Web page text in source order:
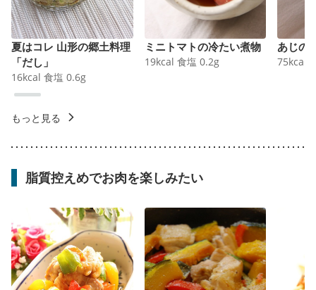
夏はコレ 山形の郷土料理
「だし」
16kcal 食塩 0.6g
ミニトマトの冷たい煮物
19kcal 食塩 0.2g
あじの
75kcal
もっと見る
脂質控えめでお肉を楽しみたい